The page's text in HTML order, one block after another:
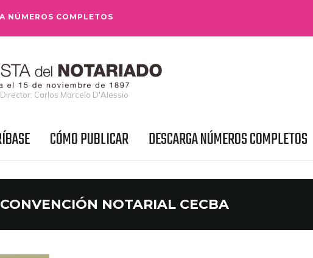
NÚMEROS COMPLETOS
Director: Carlos Marcelo D'Alessio
CÓMO PUBLICAR DESCARGA NÚMEROS COMPLETOS
NOTARIAL CECBA